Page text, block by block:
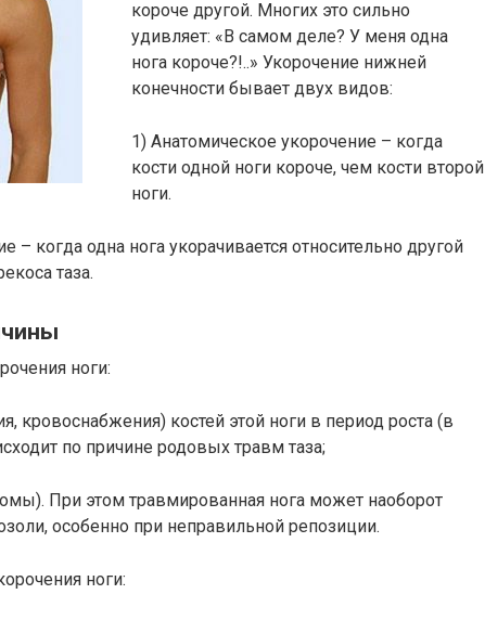
короче другой. Многих это сильно
удивляет: «В самом деле? У меня одна
нога короче?!..» Укорочение нижней
конечности бывает двух видов:
1) Анатомическое укорочение – когда
кости одной ноги короче, чем кости второй
ноги.
– когда одна нога укорачивается относительно другой
таза.
ноги:
кровоснабжения) костей этой ноги в период роста (в
по причине родовых травм таза;
При этом травмированная нога может наоборот
особенно при неправильной репозиции.
ноги: